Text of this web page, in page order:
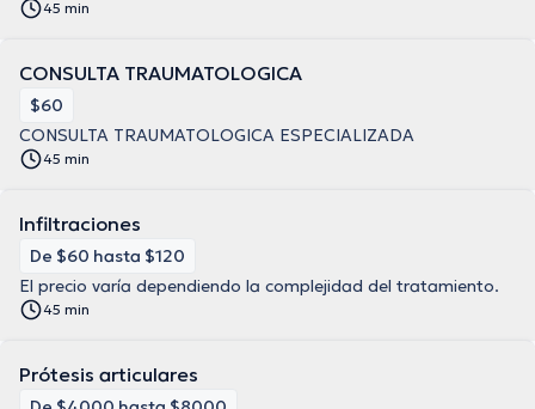
45 min
CONSULTA TRAUMATOLOGICA
$60
CONSULTA TRAUMATOLOGICA ESPECIALIZADA
45 min
Infiltraciones
De $60 hasta $120
El precio varía dependiendo la complejidad del tratamiento.
45 min
Prótesis articulares